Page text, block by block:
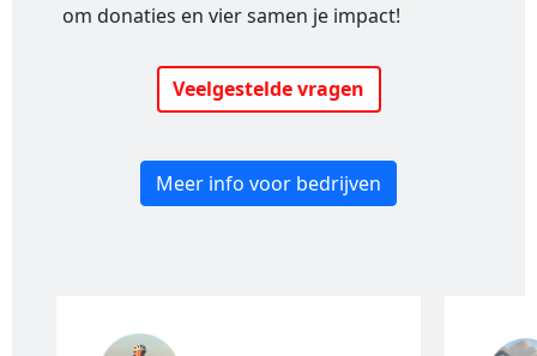
om donaties en vier samen je impact!
Veelgestelde vragen
Meer info voor bedrijven